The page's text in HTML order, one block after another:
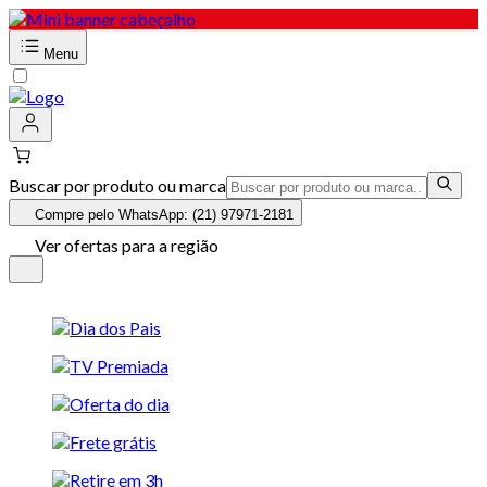
Menu
Buscar por produto ou marca
Compre pelo WhatsApp: (21) 97971-2181
Ver ofertas para a região